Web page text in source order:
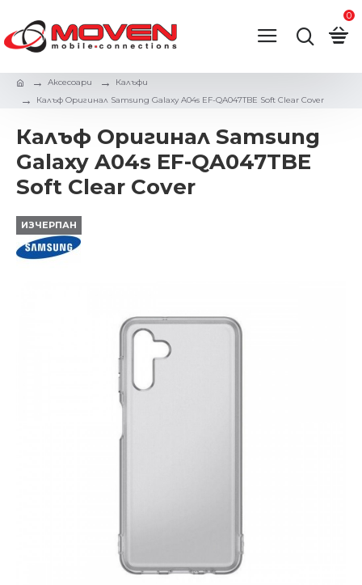
0
Аксесоари
Калъфи
Калъф Оригинал Samsung Galaxy A04s EF-QA047TBE Soft Clear Cover
Калъф Оригинал Samsung
Galaxy A04s EF-QA047TBE
Soft Clear Cover
ИЗЧЕРПАН